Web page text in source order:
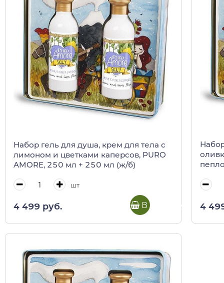
Набор гель для душа, крем для тела с
лимоном и цветками каперсов, PURO
AMORE, 250 мл + 250 мл (ж/б)
шт
4 499 руб. В корзину 4